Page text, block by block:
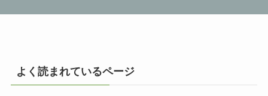
よく読まれているページ